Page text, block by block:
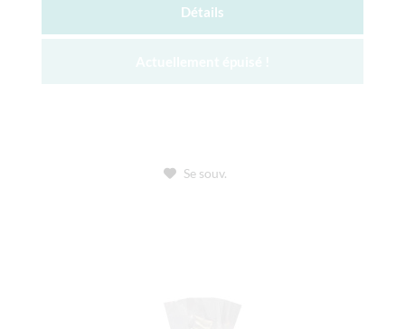
Détails
Se souv.